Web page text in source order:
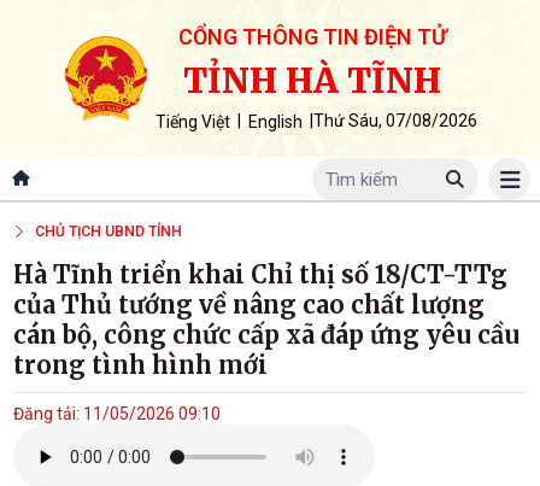
CỔNG THÔNG TIN ĐIỆN TỬ
TỈNH HÀ TĨNH
Tiếng Việt English Thứ Sáu, 07/08/2026
CHỦ TỊCH UBND TỈNH
Hà Tĩnh triển khai Chỉ thị số 18/CT-TTg
của Thủ tướng về nâng cao chất lượng
cán bộ, công chức cấp xã đáp ứng yêu cầu
trong tình hình mới
Đăng tải: 11/05/2026 09:10